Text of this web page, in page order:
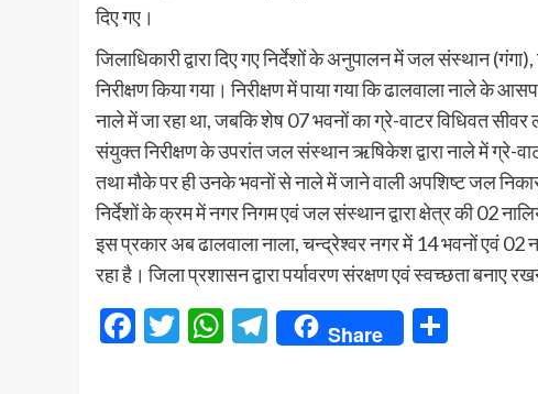
दिए गए।
जिलाधिकारी द्वारा दिए गए निर्देशों के अनुपालन में जल संस्थान
निरीक्षण किया गया। निरीक्षण में पाया गया कि ढालवाला नाले
नाले में जा रहा था, जबकि शेष 07 भवनों का ग्रे-वाटर विधिवत सीवर
संयुक्त निरीक्षण के उपरांत जल संस्थान ऋषिकेश द्वारा नाले में ग्रे-
तथा मौके पर ही उनके भवनों से नाले में जाने वाली अपशिष्ट जल
निर्देशों के क्रम में नगर निगम एवं जल संस्थान द्वारा क्षेत्र की 02
इस प्रकार अब ढालवाला नाला, चन्द्रेश्वर नगर में 14 भवनों एवं 02
रहा है। जिला प्रशासन द्वारा पर्यावरण संरक्षण एवं स्वच्छता बनाए
Facebook
Twitter
WhatsApp
Telegram
Share